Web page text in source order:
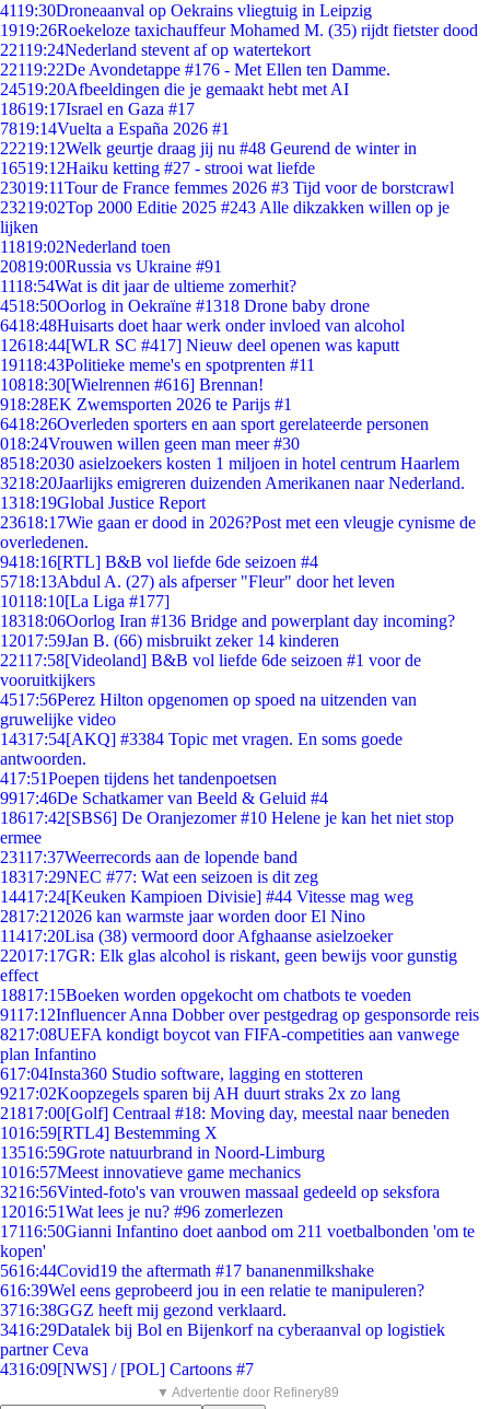
4119:30Droneaanval op Oekrains vliegtuig in Leipzig
1919:26Roekeloze taxichauffeur Mohamed M. (35) rijdt fietster dood
22119:24Nederland stevent af op watertekort
22119:22De Avondetappe #176 - Met Ellen ten Damme.
24519:20Afbeeldingen die je gemaakt hebt met AI
18619:17Israel en Gaza #17
7819:14Vuelta a España 2026 #1
22219:12Welk geurtje draag jij nu #48 Geurend de winter in
16519:12Haiku ketting #27 - strooi wat liefde
23019:11Tour de France femmes 2026 #3 Tijd voor de borstcrawl
23219:02Top 2000 Editie 2025 #243 Alle dikzakken willen op je
lijken
11819:02Nederland toen
20819:00Russia vs Ukraine #91
1118:54Wat is dit jaar de ultieme zomerhit?
4518:50Oorlog in Oekraïne #1318 Drone baby drone
6418:48Huisarts doet haar werk onder invloed van alcohol
12618:44[WLR SC #417] Nieuw deel openen was kaputt
19118:43Politieke meme's en spotprenten #11
10818:30[Wielrennen #616] Brennan!
918:28EK Zwemsporten 2026 te Parijs #1
6418:26Overleden sporters en aan sport gerelateerde personen
018:24Vrouwen willen geen man meer #30
8518:2030 asielzoekers kosten 1 miljoen in hotel centrum Haarlem
3218:20Jaarlijks emigreren duizenden Amerikanen naar Nederland.
1318:19Global Justice Report
23618:17Wie gaan er dood in 2026?Post met een vleugje cynisme de
overledenen.
9418:16[RTL] B&B vol liefde 6de seizoen #4
5718:13Abdul A. (27) als afperser "Fleur" door het leven
10118:10[La Liga #177]
18318:06Oorlog Iran #136 Bridge and powerplant day incoming?
12017:59Jan B. (66) misbruikt zeker 14 kinderen
22117:58[Videoland] B&B vol liefde 6de seizoen #1 voor de
vooruitkijkers
4517:56Perez Hilton opgenomen op spoed na uitzenden van
gruwelijke video
14317:54[AKQ] #3384 Topic met vragen. En soms goede
antwoorden.
417:51Poepen tijdens het tandenpoetsen
9917:46De Schatkamer van Beeld & Geluid #4
18617:42[SBS6] De Oranjezomer #10 Helene je kan het niet stop
ermee
23117:37Weerrecords aan de lopende band
18317:29NEC #77: Wat een seizoen is dit zeg
14417:24[Keuken Kampioen Divisie] #44 Vitesse mag weg
2817:21 2026 kan warmste jaar worden door El Nino
11417:20Lisa (38) vermoord door Afghaanse asielzoeker
22017:17GR: Elk glas alcohol is riskant, geen bewijs voor gunstig
effect
18817:15Boeken worden opgekocht om chatbots te voeden
9117:12Influencer Anna Dobber over pestgedrag op gesponsorde reis
8217:08UEFA kondigt boycot van FIFA-competities aan vanwege
plan Infantino
617:04Insta360 Studio software, lagging en stotteren
9217:02Koopzegels sparen bij AH duurt straks 2x zo lang
21817:00[Golf] Centraal #18: Moving day, meestal naar beneden
1016:59[RTL4] Bestemming X
13516:59Grote natuurbrand in Noord-Limburg
1016:57Meest innovatieve game mechanics
3216:56Vinted-foto's van vrouwen massaal gedeeld op seksfora
12016:51Wat lees je nu? #96 zomerlezen
17116:50Gianni Infantino doet aanbod om 211 voetbalbonden 'om te
kopen'
5616:44Covid19 the aftermath #17 bananenmilkshake
616:39Wel eens geprobeerd jou in een relatie te manipuleren?
3716:38GGZ heeft mij gezond verklaard.
3416:29Datalek bij Bol en Bijenkorf na cyberaanval op logistiek
partner Ceva
4316:09[NWS] / [POL] Cartoons #7
▼ Advertentie door Refinery89